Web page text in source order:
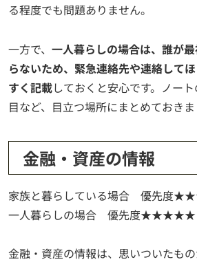
る程度でも問題ありません。
一方で、 一人暮らしの場合は、誰が
らないため、緊急連絡先や連絡して
すく記載しておくと安心です。ノー
目など、目立つ場所にまとめておきま
金融・資産の情報
家族と暮らしている場合 優先度
一人暮らしの場合 優先度★★★★★
金融・資産の情報は、思いついたも